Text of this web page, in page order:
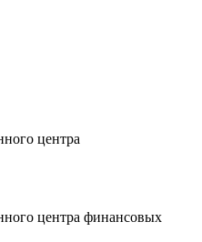
центра
центра финансовых